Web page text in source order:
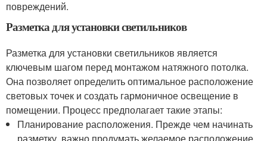
повреждений.
Разметка для установки светильников
Разметка для установки светильников является
ключевым шагом перед монтажом натяжного потолка.
Она позволяет определить оптимальное расположение
световых точек и создать гармоничное освещение в
помещении. Процесс предполагает такие этапы:
Планирование расположения. Прежде чем начинать